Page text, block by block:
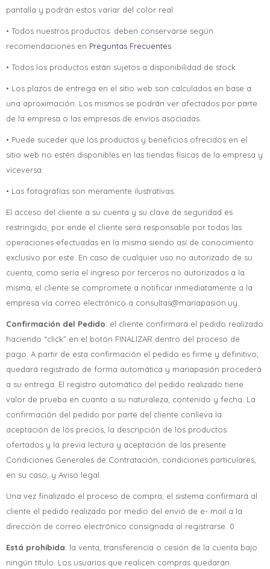
pantalla y podrán estos variar del color real.
• Todos nuestros productos: deben conservarse según
recomendaciones en Preguntas Frecuentes
• Todos los productos están sujetos a disponibilidad de stock.
• Los plazos de entrega en el sitio web son calculados en base a
una aproximación. Los mismos se podrán ver afectados por parte
de la empresa o las empresas de envíos asociadas.
• Puede suceder que los productos y beneficios ofrecidos en el
sitio web no estén disponibles en las tiendas físicas de la empresa y
viceversa .
• Las fotografías son meramente ilustrativas.
El acceso del cliente a su cuenta y su clave de seguridad es
restringido, por ende el cliente será responsable por todas las
operaciones efectuadas en la misma siendo así de conocimiento
exclusivo por este. En caso de cualquier uso no autorizado de su
cuenta, como sería el ingreso por terceros no autorizados a la
misma, el cliente se compromete a notificar inmediatamente a la
empresa vía correo electrónico a consultas@mariapasion.uy.
Confirmación del Pedido: el cliente confirmará el pedido realizado
haciendo “click” en el botón FINALIZAR dentro del proceso de
pago. A partir de esta confirmación el pedido es firme y definitivo,
quedará registrado de forma automática y mariapasión procederá
a su entrega. El registro automático del pedido realizado tiene
valor de prueba en cuanto a su naturaleza, contenido y fecha. La
confirmación del pedido por parte del cliente conlleva la
aceptación de los precios, la descripción de los productos
ofertados y la previa lectura y aceptación de las presente
Condiciones Generales de Contratación, condiciones particulares,
en su caso, y Aviso legal.
Una vez finalizado el proceso de compra, el sistema confirmará al
cliente el pedido realizado por medio del envió de e- mail a la
dirección de correo electrónico consignada al registrarse. 0
Está prohibida: la venta, transferencia o cesión de la cuenta bajo
ningún título. Los usuarios que realicen compras quedaran